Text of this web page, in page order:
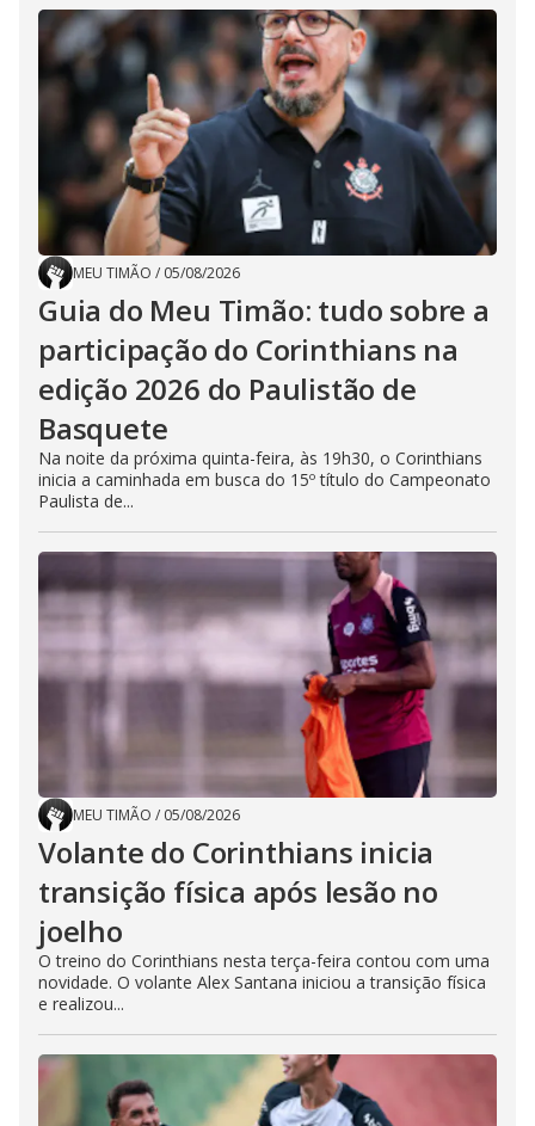
MEU TIMÃO / 05/08/2026
Guia do Meu Timão: tudo sobre a
participação do Corinthians na
edição 2026 do Paulistão de
Basquete
Na noite da próxima quinta-feira, às 19h30, o Corinthians
inicia a caminhada em busca do 15º título do Campeonato
Paulista de...
MEU TIMÃO / 05/08/2026
Volante do Corinthians inicia
transição física após lesão no
joelho
O treino do Corinthians nesta terça-feira contou com uma
novidade. O volante Alex Santana iniciou a transição física
e realizou...